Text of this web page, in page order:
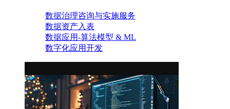
数据治理咨询与实施服务
数据资产入表
数据应用-算法模型 & ML
数字化应用开发